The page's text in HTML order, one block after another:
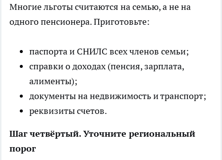
Многие льготы считаются на семью, а не на
одного пенсионера. Приготовьте:
паспорта и СНИЛС всех членов семьи;
справки о доходах (пенсия, зарплата,
алименты);
документы на недвижимость и транспорт;
реквизиты счетов.
Шаг четвёртый. Уточните региональный
порог